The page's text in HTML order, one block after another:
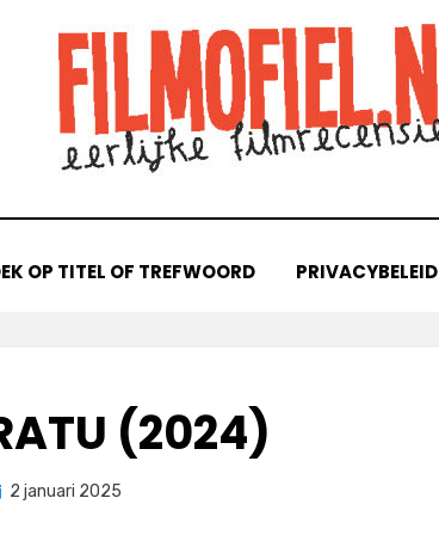
OP TITEL OF TREFWOORD PRIVACYBELEID
(2024)
doorFilmofiel.nl
2 januari 2025